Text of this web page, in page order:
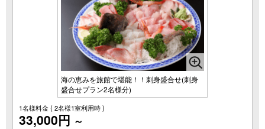
海の恵みを旅館で堪能！！刺身盛合せ(刺身
盛合せプラン2名様分)
1名様料金( 2名様1室利用時 )
33,000円 ～